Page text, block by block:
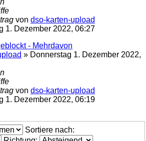
von dso-karten-upload
1. Dezember 2022, 06:27
- Mehrdavon
» Donnerstag 1. Dezember 2022,
von dso-karten-upload
1. Dezember 2022, 06:19
Sortiere nach: